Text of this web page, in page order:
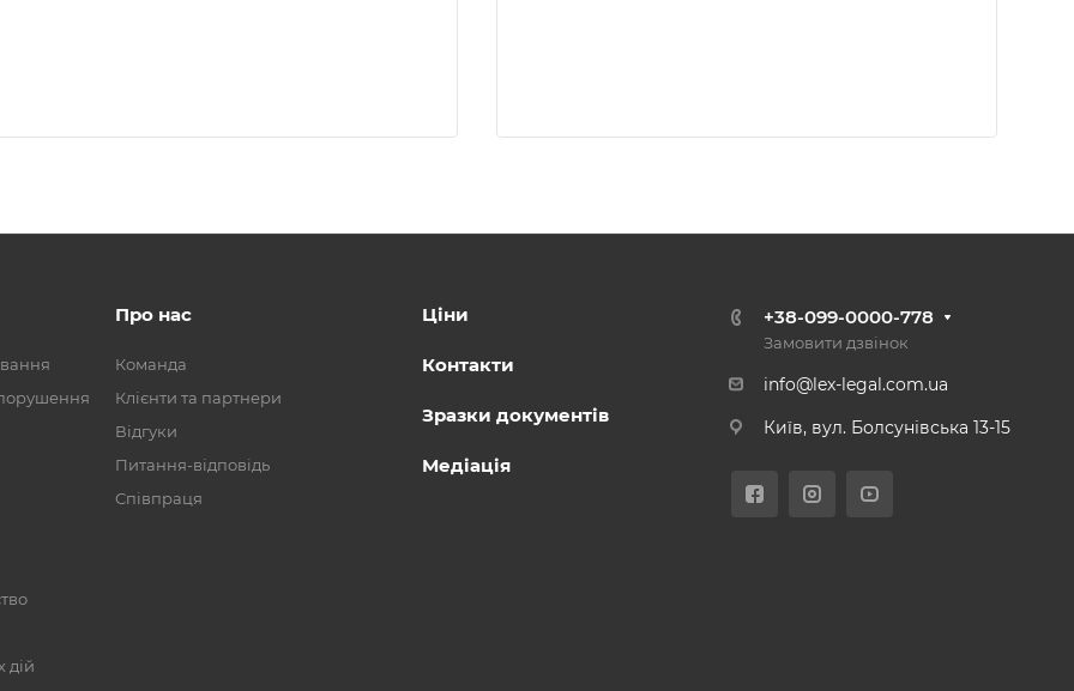
дій
Про нас
Команда
Клієнти та партнери
Відгуки
Питання-відповідь
Співпраця
Ціни
Контакти
Зразки документів
Медіація
+38-099-0000-778
Замовити дзвінок
info@lex-legal.com.ua
Київ, вул. Болсунівська 13-15